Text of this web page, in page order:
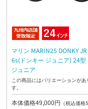
マリン MARIN25 DONKY
6s(ドンキー ジュニア) 24型
ジュニア
この商品にはバリエーションがあ
す。
本体価格49,000円 （税込価格